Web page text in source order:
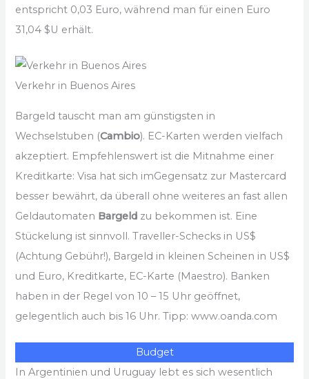
entspricht 0,03 Euro, während man für einen Euro
31,04 $U erhält.
Verkehr in Buenos Aires
Bargeld tauscht man am günstigsten in
Wechselstuben (Cambio). EC-Karten werden vielfach
akzeptiert. Empfehlenswert ist die Mitnahme einer
Kreditkarte: Visa hat sich imGegensatz zur Mastercard
besser bewährt, da überall ohne weiteres an fast allen
Geldautomaten Bargeld zu bekommen ist. Eine
Stückelung ist sinnvoll. Traveller-Schecks in US$
(Achtung Gebühr!), Bargeld in kleinen Scheinen in US$
und Euro, Kreditkarte, EC-Karte (Maestro). Banken
haben in der Regel von 10 – 15 Uhr geöffnet,
gelegentlich auch bis 16 Uhr. Tipp: www.oanda.com
Budget
In Argentinien und Uruguay lebt es sich wesentlich